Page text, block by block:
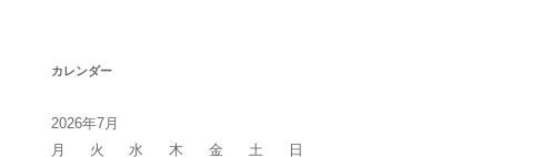
カレンダー
2026年7月
月
火 水 木 金 土
日